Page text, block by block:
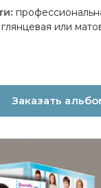
или
Заказать